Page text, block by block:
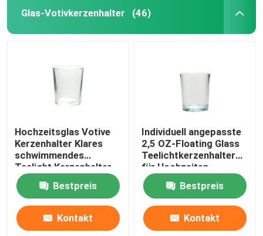
Glas-Votivkerzenhalter (46)
Hochzeitsglas Votive
Kerzenhalter Klares
schwimmendes
Tealight Kerzenhalter
Bestpreis
Kontakt
Individuell angepasste
2,5 OZ-Floating Glass
Teelichtkerzenhalter
für Hochzeiten
Bestpreis
Kontakt